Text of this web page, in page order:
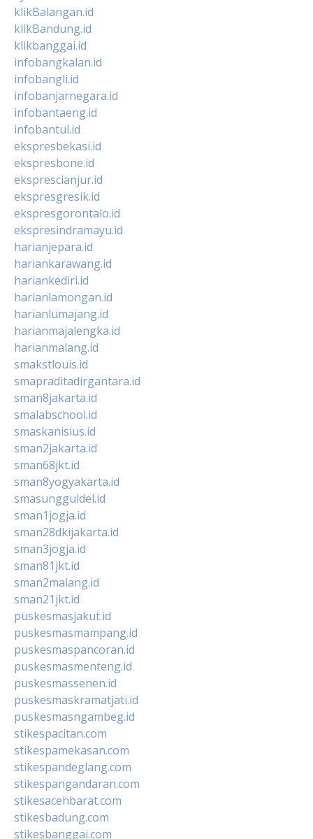
klikBalangan.id
klikBandung.id
klikbanggai.id
infobangkalan.id
infobangli.id
infobanjarnegara.id
infobantaeng.id
infobantul.id
ekspresbekasi.id
ekspresbone.id
eksprescianjur.id
ekspresgresik.id
ekspresgorontalo.id
ekspresindramayu.id
harianjepara.id
hariankarawang.id
hariankediri.id
harianlamongan.id
harianlumajang.id
harianmajalengka.id
harianmalang.id
smakstlouis.id
smapraditadirgantara.id
sman8jakarta.id
smalabschool.id
smaskanisius.id
sman2jakarta.id
sman68jkt.id
sman8yogyakarta.id
smasungguldel.id
sman1jogja.id
sman28dkijakarta.id
sman3jogja.id
sman81jkt.id
sman2malang.id
sman21jkt.id
puskesmasjakut.id
puskesmasmampang.id
puskesmaspancoran.id
puskesmasmenteng.id
puskesmassenen.id
puskesmaskramatjati.id
puskesmasngambeg.id
stikespacitan.com
stikespamekasan.com
stikespandeglang.com
stikespangandaran.com
stikesacehbarat.com
stikesbadung.com
stikesbanggai.com